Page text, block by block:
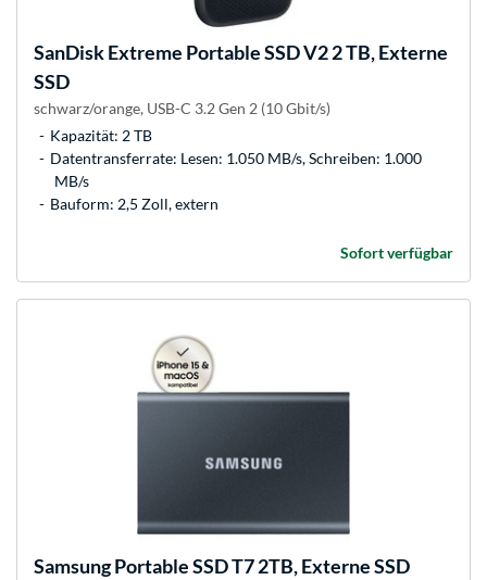
SanDiskExtreme Portable SSD V2 2 TB, Externe
SSD
schwarz/orange, USB-C 3.2 Gen 2 (10 Gbit/s)
Kapazität: 2 TB
Datentransferrate: Lesen: 1.050 MB/s, Schreiben: 1.000
MB/s
Bauform: 2,5 Zoll, extern
Sofort verfügbar
SamsungPortable SSD T7 2TB, Externe SSD